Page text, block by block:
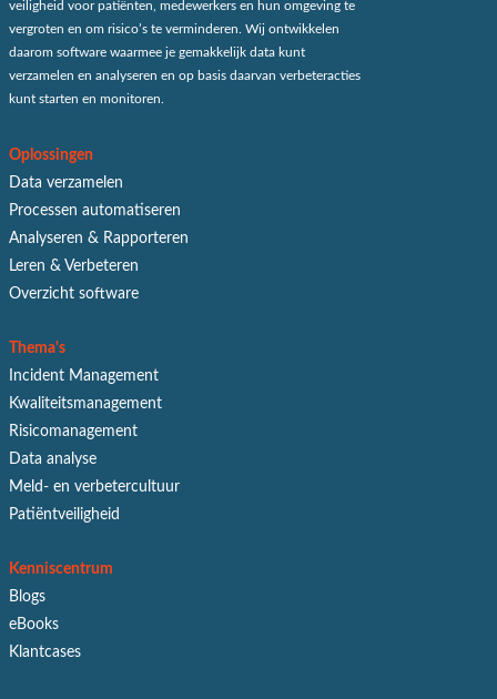
veiligheid voor patiënten, medewerkers en hun omgeving te
vergroten en om risico’s te verminderen. Wij ontwikkelen
daarom software waarmee je gemakkelijk data kunt
verzamelen en analyseren en op basis daarvan verbeteracties
kunt starten en monitoren.
Oplossingen
Data verzamelen
Processen automatiseren
Analyseren & Rapporteren
Leren & Verbeteren
Overzicht software
Thema's
Incident Management
Kwaliteitsmanagement
Risicomanagement
Data analyse
Meld- en verbetercultuur
Patiëntveiligheid
Kenniscentrum
Blogs
eBooks
Klantcases